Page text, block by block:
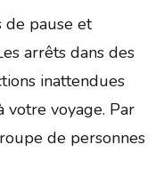
de pause et
arrêts dans des
inattendues
voyage. Par
de personnes